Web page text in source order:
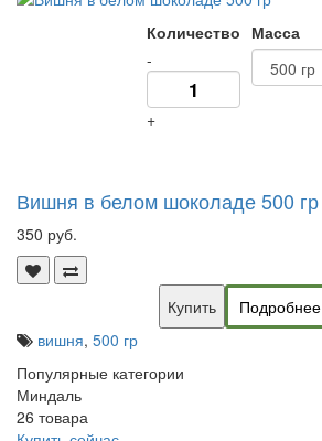
Количество
-
+
Масса
Вишня в белом шоколаде 500 гр
350 руб.
Купить
Подробнее
вишня, 500 гр
Популярные категории
Миндаль
26 товара